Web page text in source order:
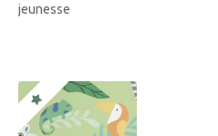
jeunesse